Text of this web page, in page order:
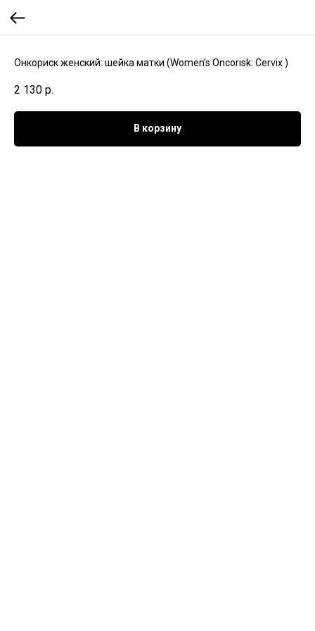
Онкориск женский: шейка матки (Women's Oncorisk: Cervix )
2 130 р.
В корзину